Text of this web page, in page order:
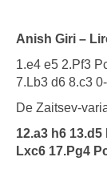
Anish Giri –
1.e4 e5 2.Pf3
7.Lb3 d6 8.c3
De Zaitsev-
12.a3 h6
Lxc6 17.Pg4